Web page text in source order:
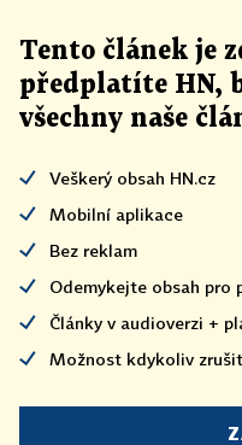
Tento článek je
předplatíte HN,
všechny naše
Veškerý obsah HN.cz
Mobilní aplikace
Bez reklam
Odemykejte obsah pro
Články v audioverzi +
Možnost kdykoliv zrušit